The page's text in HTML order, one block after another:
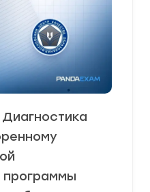
программы